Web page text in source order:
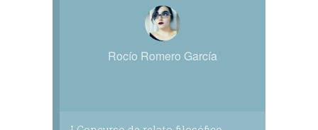
Rocío Romero García